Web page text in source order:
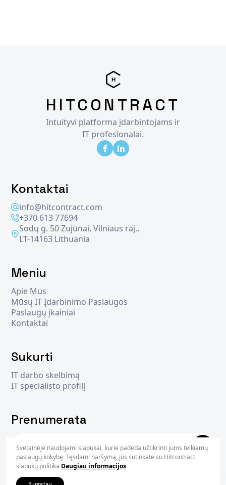
Svetainėje naudojami slapukai, kurie padeda užtikrinti jums teikiamų
paslaugų kokybę. Tęsdami naršymą, jūs sutinkate su Hitcontract
slapukų politika Daugiau informacijos
HITCONTRACT
Intuityvi platforma įdarbintojams ir
IT profesionalai.
Kontaktai
info@hitcontract.com
+370 613 77694
Sodų g. 50 Zujūnai, Vilniaus raj.,
LT-14163 Lithuania
Meniu
Apie Mus
Mūsų IT Įdarbinimo Paslaugos
Paslaugų įkainiai
Kontaktai
Sukurti
IT darbo skelbimą
IT specialisto profilį
Prenumerata